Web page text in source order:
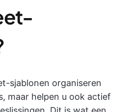
sjablonen organiseren
maar helpen u ook actief